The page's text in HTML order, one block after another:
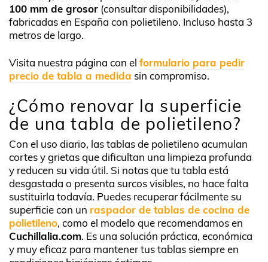
100 mm de grosor (consultar disponibilidades),
fabricadas en España con polietileno. Incluso hasta 3
metros de largo.
Visita nuestra página con el formulario para pedir
precio de tabla a medida sin compromiso.
¿Cómo renovar la superficie
de una tabla de polietileno?
Con el uso diario, las tablas de polietileno acumulan
cortes y grietas que dificultan una limpieza profunda
y reducen su vida útil. Si notas que tu tabla está
desgastada o presenta surcos visibles, no hace falta
sustituirla todavía. Puedes recuperar fácilmente su
superficie con un raspador de tablas de cocina de
polietileno, como el modelo que recomendamos en
Cuchillalia.com. Es una solución práctica, económica
y muy eficaz para mantener tus tablas siempre en